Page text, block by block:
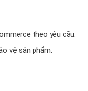
theo yêu cầu.
vệ sản phẩm.